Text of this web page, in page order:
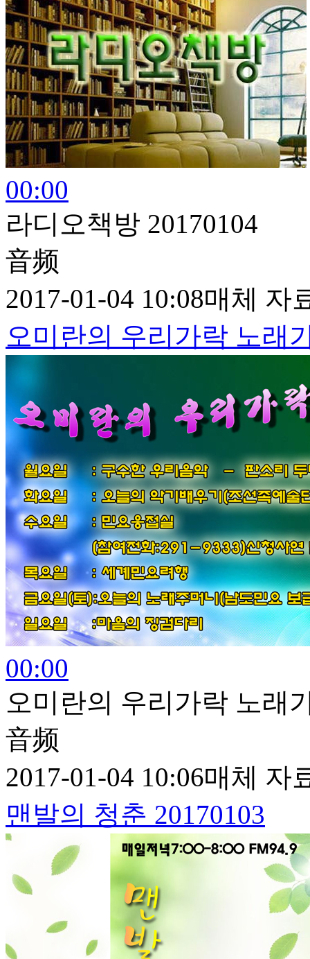
00:00
라디오책방 20170104
音频
2017-01-04 10:08매체 자
오미란의 우리가락 노래
00:00
오미란의 우리가락 노래
音频
2017-01-04 10:06매체 자
맨발의 청춘 20170103